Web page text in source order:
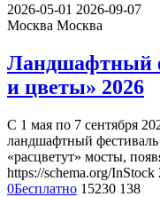
2026-05-01 2026-09-07
Москва Москва
Ландшафтный
и цветы» 2026
С 1 мая по 7 сентября
ландшафтный
«расцветут» мосты,
https://schema.org/InStock
0Бесплатно 15230 138